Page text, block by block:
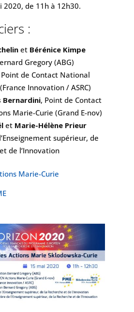
2020, de 11h à 12h30.
:
et Bérénice Kimpe
Gregory (ABG)
de Contact National
Innovation / ASRC)
Bernardini, Point de Contact
Marie-Curie (Grand E-nov)
et Marie-Hélène Prieur
supérieur, de
de l’Innovation
Marie-Curie